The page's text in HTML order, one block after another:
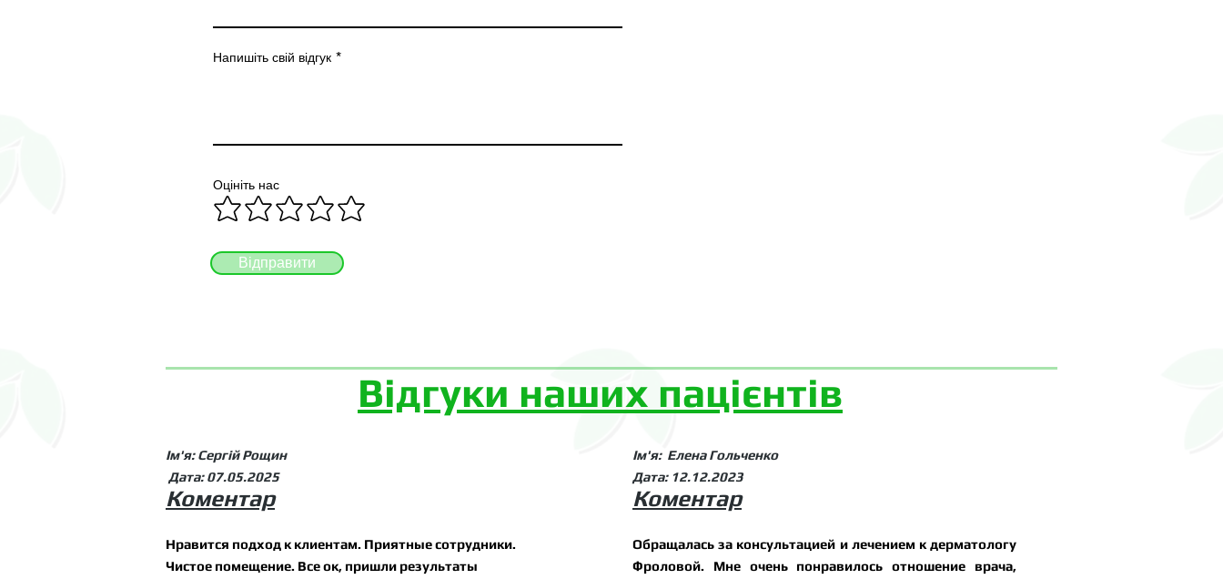
Напишіть свій відгук
Оцініть нас
Відправити
Відгуки наших пацієнтів
Ім'я: Сергій Рощин
Дата: 07.05.2025
Коментар
Нравится подход к клиентам. Приятные сотрудники.
Чистое помещение. Все ок, пришли результаты
Ім'я: Елена Гольченко
Дата: 12.12.2023
Коментар
Обращалась за консультацией и лечением к дерматологу
Фроловой. Мне очень понравилось отношение врача,